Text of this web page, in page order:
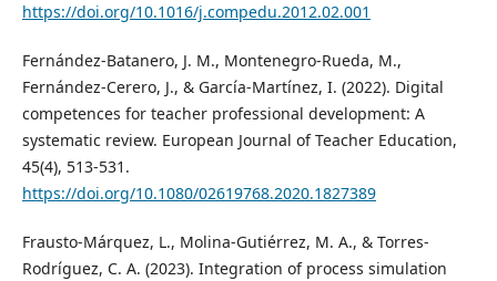
https://doi.org/10.1016/j.compedu.2012.02.001
Fernández-Batanero, J. M., Montenegro-Rueda, M.,
Fernández-Cerero, J., & García-Martínez, I. (2022). Digital
competences for teacher professional development: A
systematic review. European Journal of Teacher Education,
45(4), 513-531.
https://doi.org/10.1080/02619768.2020.1827389
Frausto-Márquez, L., Molina-Gutiérrez, M. A., & Torres-
Rodríguez, C. A. (2023). Integration of process simulation